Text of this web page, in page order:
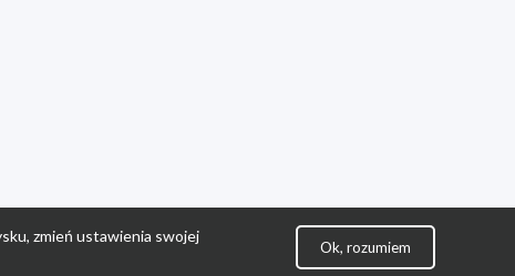
zmień ustawienia swojej
Ok, rozumiem